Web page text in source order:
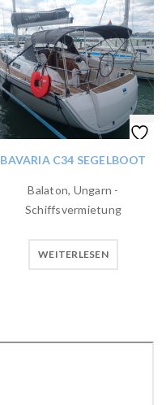
BAVARIA C34 SEGELBOOT
Balaton, Ungarn -
Schiffsvermietung
WEITERLESEN